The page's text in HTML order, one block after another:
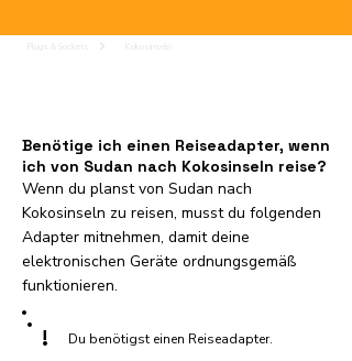
Benötige ich einen Reiseadapter, wenn
ich von Sudan nach Kokosinseln reise?
Wenn du planst von Sudan nach
Kokosinseln zu reisen, musst du folgenden
Adapter mitnehmen, damit deine
elektronischen Geräte ordnungsgemäß
funktionieren.
! Du benötigst einen Reiseadapter.